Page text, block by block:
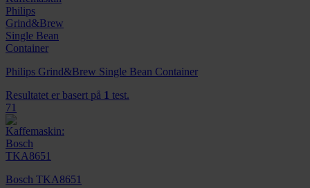
Philips Grind&Brew Single Bean Container
Resultatet er basert på 1 test.
71
Bosch TKA8651